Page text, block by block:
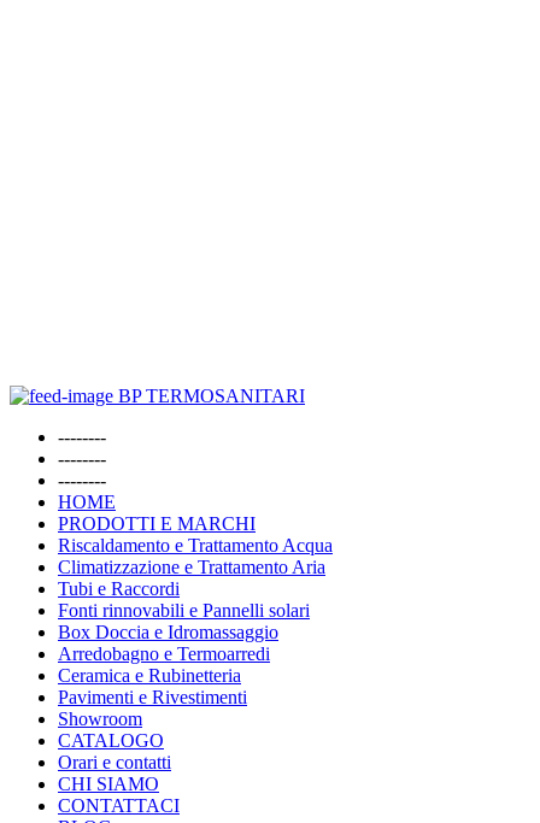
BP TERMOSANITARI
--------
--------
--------
HOME
PRODOTTI E MARCHI
Riscaldamento e Trattamento Acqua
Climatizzazione e Trattamento Aria
Tubi e Raccordi
Fonti rinnovabili e Pannelli solari
Box Doccia e Idromassaggio
Arredobagno e Termoarredi
Ceramica e Rubinetteria
Pavimenti e Rivestimenti
Showroom
CATALOGO
Orari e contatti
CHI SIAMO
CONTATTACI